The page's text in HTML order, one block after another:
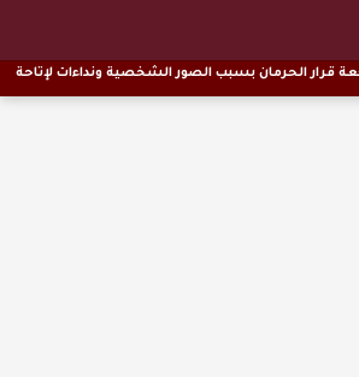
قرار الحرمان بسبب الصور الشخصية ونداءات لإتاحة